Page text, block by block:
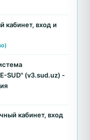
кабинет, вход и
SUD" (v3.sud.uz) -
кабинет, вход